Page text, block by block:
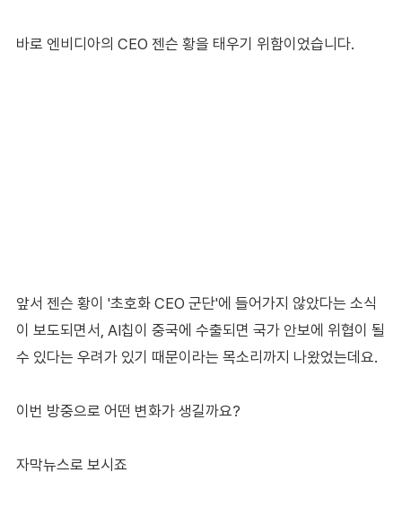
바로 엔비디아의 CEO 젠슨 황을 태우기 위함이었습니다.
앞서 젠슨 황이 '초호화 CEO 군단'에 들어가지 않았다는 소식
이 보도되면서, AI칩이 중국에 수출되면 국가 안보에 위협이 될
수 있다는 우려가 있기 때문이라는 목소리까지 나왔었는데요.
이번 방중으로 어떤 변화가 생길까요?
자막뉴스로 보시죠